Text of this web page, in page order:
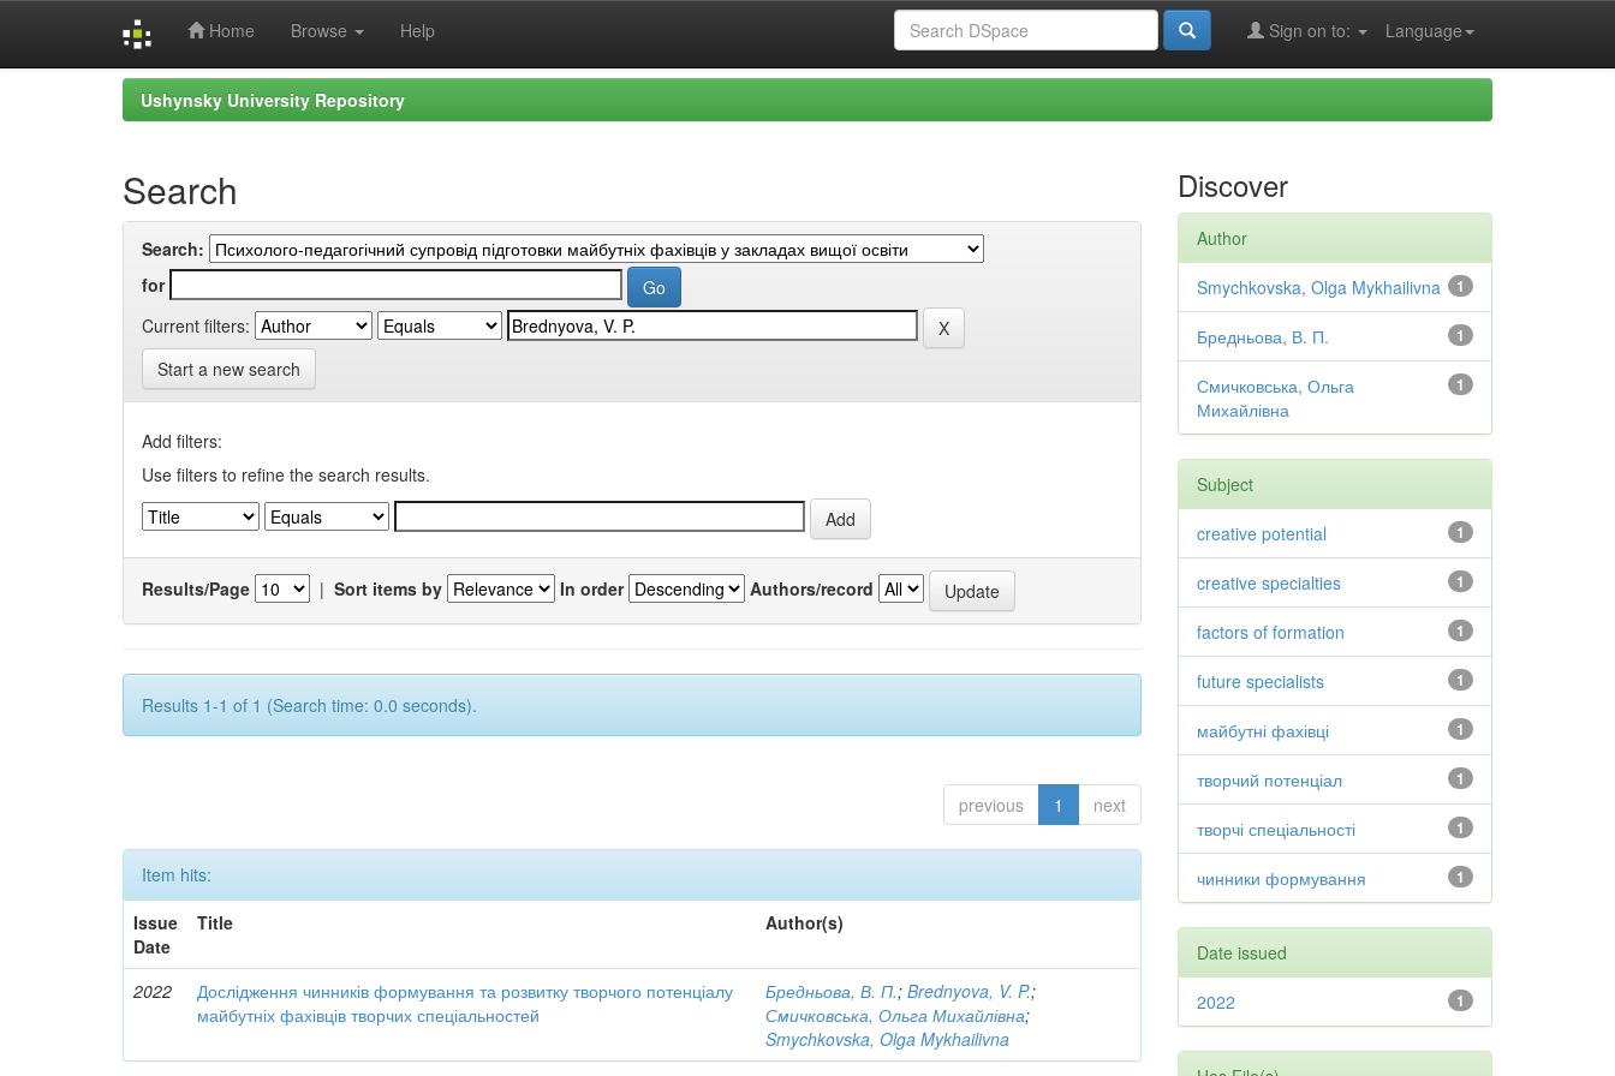
Home Browse Help Language
Sign on to:
Ushynsky University Repository
Search
Search:
for
Current filters:
Start a new search
Add filters:
Use filters to refine the search results.
Results/Page | Sort items by In order Authors/record
Results 1-1 of 1 (Search time: 0.0 seconds).
previous 1 next
Item hits:
Issue
Date
Title Author(s)
2022
Дослідження чинників формування та розвитку творчого потенціалу
майбутніх фахівців творчих спеціальностей
Бредньова, В. П.;Brednyova, V. P.;
Смичковська, Ольга Михайлівна;
Smychkovska, Olga Mykhailivna
Discover
Author
1
Smychkovska, Olga Mykhailivna
1
Бредньова, В. П.
1
Смичковська, Ольга
Михайлівна
Subject
1
creative potential
1
creative specialties
1
factors of formation
1
future specialists
1
майбутні фахівці
1
творчий потенціал
1
творчі спеціальності
1
чинники формування
Date issued
1
2022